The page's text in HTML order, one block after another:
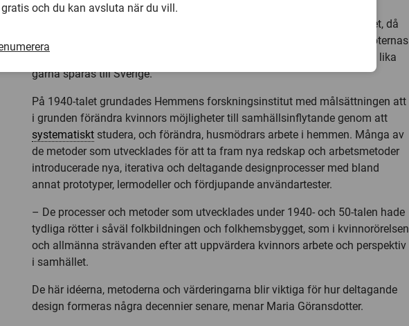
skandinavisk användarcentrerad designs ursprung. Enligt gängse
historieskrivning kommer sådan design från USA och andra världskriget, då
försvarsmakten designade ergonomiska instrumentbrädor till stridspiloternas
flygplan. Men enligt Maria Göransdotter kan användarcentrerad design lika
gärna spåras till Sverige.
På 1940-talet grundades Hemmens forskningsinstitut med målsättningen att
i grunden förändra kvinnors möjligheter till samhällsinflytande genom att
systematiskt studera, och förändra, husmödrars arbete i hemmen. Många av
de metoder som utvecklades för att ta fram nya redskap och arbetsmetoder
introducerade nya, iterativa och deltagande designprocesser med bland
annat prototyper, lermodeller och fördjupande användartester.
– De processer och metoder som utvecklades under 1940- och 50-talen hade
tydliga rötter i såväl folkbildningen och folkhemsbygget, som i kvinnorörelsen
och allmänna strävanden efter att uppvärdera kvinnors arbete och perspektiv
i samhället.
De här idéerna, metoderna och värderingarna blir viktiga för hur deltagande
design formeras några decennier senare, menar Maria Göransdotter.
gratis och du kan avsluta när du vill.